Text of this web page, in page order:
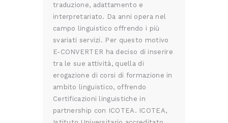
traduzione, adattamento e
interpretariato. Da anni opera nel
campo linguistico offrendo i più
svariati servizi. Per questo motivo
E-CONVERTER ha deciso di inserire
tra le sue attività, quella di
erogazione di corsi di formazione in
ambito linguistico, offrendo
Certificazioni linguistiche in
partnership con ICOTEA. ICOTEA,